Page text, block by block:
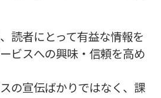
読者にとって有益な情報を
ビスへの興味・信頼を高め
の宣伝ばかりではなく、課